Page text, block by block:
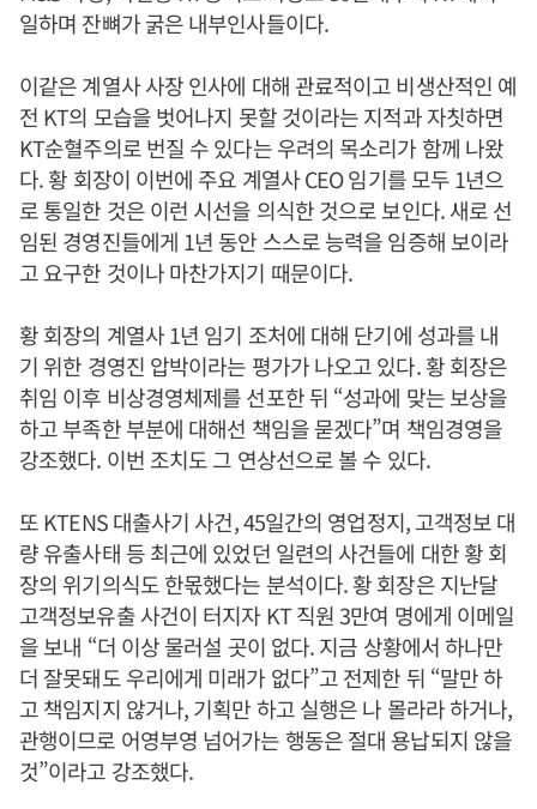
일하며 잔뼈가 굵은 내부인사들이다.
이같은 계열사 사장 인사에 대해 관료적이고 비생산적인 예
전 KT의 모습을 벗어나지 못할 것이라는 지적과 자칫하면
KT순혈주의로 번질 수 있다는 우려의 목소리가 함께 나왔
다. 황 회장이 이번에 주요 계열사 CEO 임기를 모두 1년으
로 통일한 것은 이런 시선을 의식한 것으로 보인다. 새로 선
임된 경영진들에게 1년 동안 스스로 능력을 임증해 보이라
고 요구한 것이나 마찬가지기 때문이다.
황 회장의 계열사 1년 임기 조처에 대해 단기에 성과를 내
기 위한 경영진 압박이라는 평가가 나오고 있다. 황 회장은
취임 이후 비상경영체제를 선포한 뒤 “성과에 맞는 보상을
하고 부족한 부분에 대해선 책임을 묻겠다”며 책임경영을
강조했다. 이번 조치도 그 연상선으로 볼 수 있다.
또 KTENS 대출사기 사건, 45일간의 영업정지, 고객정보 대
량 유출사태 등 최근에 있었던 일련의 사건들에 대한 황 회
장의 위기의식도 한몫했다는 분석이다. 황 회장은 지난달
고객정보유출 사건이 터지자 KT 직원 3만여 명에게 이메일
을 보내 “더 이상 물러설 곳이 없다. 지금 상황에서 하나만
더 잘못돼도 우리에게 미래가 없다”고 전제한 뒤 “말만 하
고 책임지지 않거나, 기획만 하고 실행은 나 몰라라 하거나,
관행이므로 어영부영 넘어가는 행동은 절대 용납되지 않을
것”이라고 강조했다.